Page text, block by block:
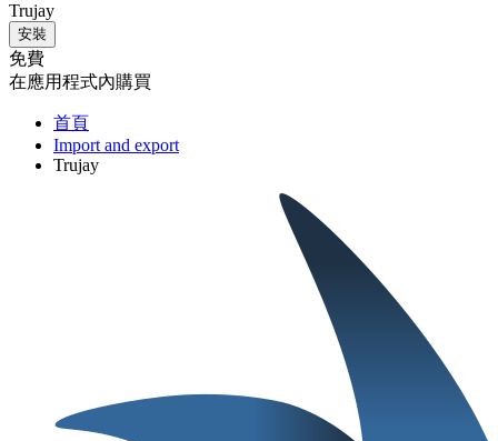
Trujay
安裝
免費
在應用程式內購買
首頁
Import and export
Trujay